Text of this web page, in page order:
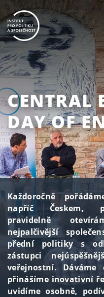
CENTRAL
DAY OF
Každoročně
napříč Českem,
pravidelně
nejpalčivější
přední politiky s
zástupci
veřejnostní.
přinášíme inovativní
uvidíme osobně,